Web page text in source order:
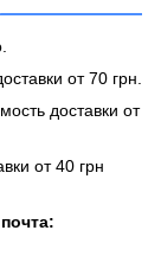
от 70 грн.
доставки от
от 40 грн